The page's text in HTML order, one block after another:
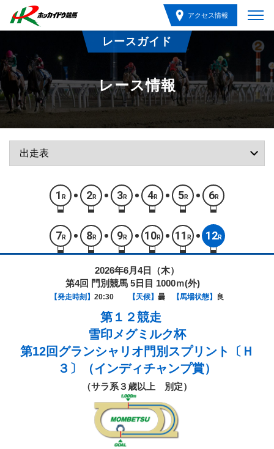
アクセス情報
レースガイド
レース情報
1 R 2R 3R 4R 5R 6R
7 R 8R 9R 10R 11 R 12R
2026年6月4日（木）
第4回 門別競馬 5日目 1000ｍ(外)
【発走時刻】 20:30 【天候】 曇 【馬場状態】 良
第１２競走
雪印メグミルク杯
第12回グランシャリオ門別スプリント〔Ｈ
３〕（インディチャンプ賞）
（サラ系３歳以上 別定）